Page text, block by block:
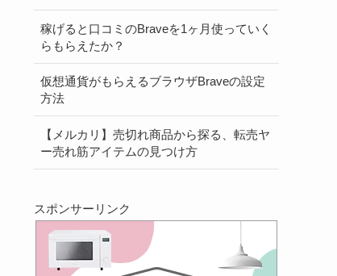
稼げると口コミのBraveを1ヶ月使っていく
らもらえたか？
仮想通貨がもらえるブラウザBraveの設定
方法
【メルカリ】売切れ商品から探る、転売ヤ
ー売れ筋アイテムの見つけ方
スポンサーリンク